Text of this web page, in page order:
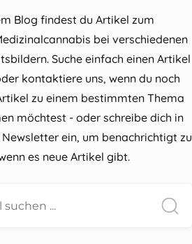
Blog findest du Artikel zum
bei verschiedenen
Suche einfach einen Artikel
kontaktiere uns, wenn du noch
zu einem bestimmten Thema
möchtest - oder schreibe dich in
ein, um benachrichtigt zu
es neue Artikel gibt.